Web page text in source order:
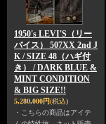
1950's LEVI'S（リー
バイス） 507XX 2nd J
K / SIZE 48（ハギ付
き） / DARK BLUE &
MINT CONDITION
& BIG SIZE!!
5,280,000円(税込)
・こちらの商品はアイテ